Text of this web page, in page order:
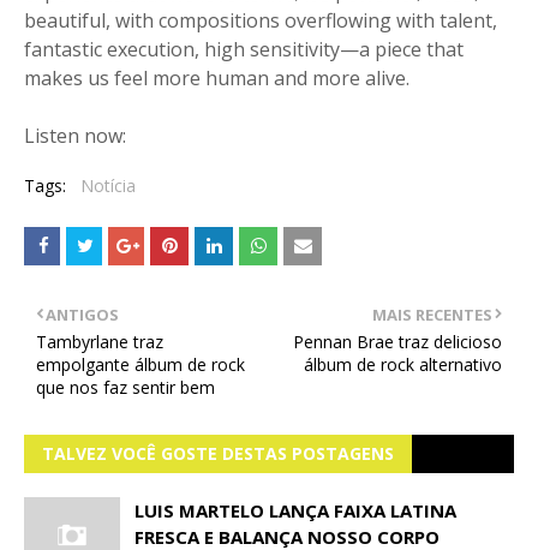
beautiful, with compositions overflowing with talent,
fantastic execution, high sensitivity—a piece that
makes us feel more human and more alive.
Listen now:
Tags: Notícia
MAIS RECENTES
Pennan Brae traz delicioso
álbum de rock alternativo
ANTIGOS
Tambyrlane traz
empolgante álbum de rock
que nos faz sentir bem
TALVEZ VOCÊ GOSTE DESTAS POSTAGENS
LUIS MARTELO LANÇA FAIXA LATINA
FRESCA E BALANÇA NOSSO CORPO